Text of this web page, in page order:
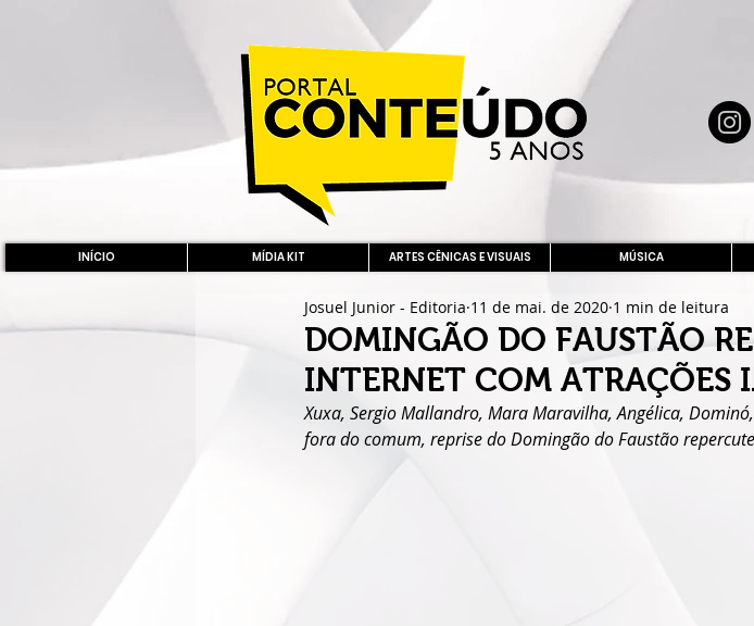
INÍCIO MÍDIA KIT ARTES CÊNICAS E VISUAIS MÚSICA
DOMINGÃO DO FAUSTÃO
INTERNET COM ATRAÇÕES
Josuel Junior - Editoria 11 de mai. de 2020 1 min de leitura
Xuxa, Sergio Mallandro, Mara Maravilha, Angélica,
fora do comum, reprise do Domingão do Faustão